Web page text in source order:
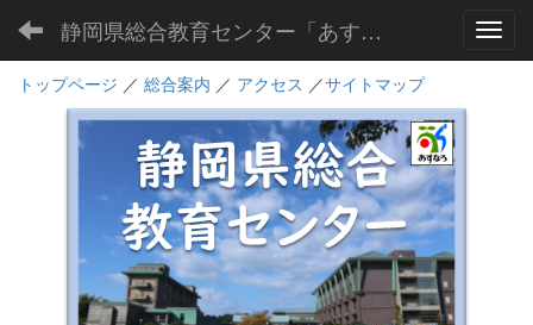
静岡県総合教育センター「あすなろ」
トップページ ／ 総合案内 ／ アクセス ／サイトマップ